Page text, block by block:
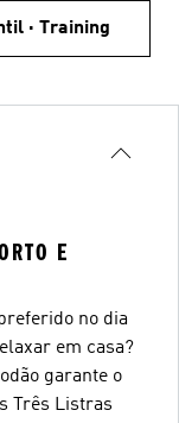
· Training
E
no dia
em casa?
garante o
Três Listras